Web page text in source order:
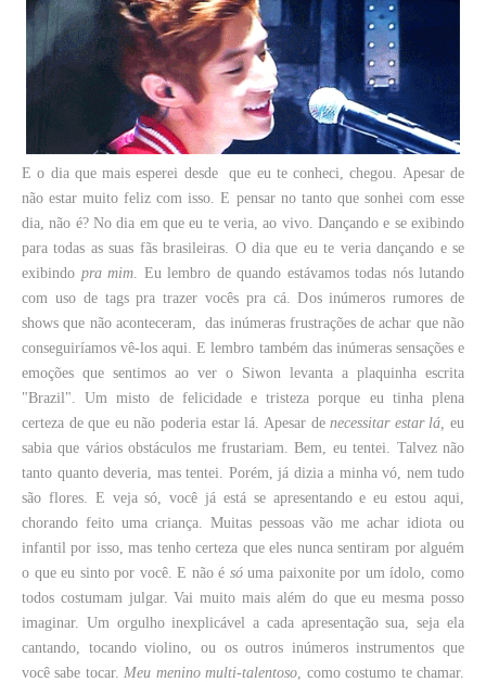
E o dia que mais esperei desde que eu te conheci, chegou. Apesar de
não estar muito feliz com isso. E pensar no tanto que sonhei com esse
dia, não é? No dia em que eu te veria, ao vivo. Dançando e se exibindo
para todas as suas fãs brasileiras. O dia que eu te veria dançando e se
exibindo pra mim . Eu lembro de quando estávamos todas nós lutando
com uso de tags pra trazer vocês pra cá. Dos inúmeros rumores de
shows que não aconteceram, das inúmeras frustrações de achar que não
conseguiríamos vê-los aqui. E lembro também das inúmeras sensações e
emoções que sentimos ao ver o Siwon levanta a plaquinha escrita
"Brazil". Um misto de felicidade e tristeza porque eu tinha plena
certeza de que eu não poderia estar lá. Apesar denecessitar estar lá, eu
sabia que vários obstáculos me frustariam. Bem, eu tentei. Talvez não
tanto quanto deveria, mas tentei. Porém , já dizia a minha vó, nem tudo
são flores. E veja só, você já está se apresentando e eu estou aqui,
chorando feito uma criança. Muitas pessoas vão me achar idiota ou
infantil por isso, mas tenho certeza que eles nunca sentiram por alguém
o que eu sinto por você. E não é sóuma paixonite por um ídolo, como
todos costumam julgar. Vai muito mais além do que eu mesma posso
imaginar. Um orgulho inexplicável a cada apresentação sua, seja ela
cantando, tocando violino, ou os outros inúmeros instrumentos que
você sabe tocar. Meu menino multi-talentoso , como costumo te chamar.